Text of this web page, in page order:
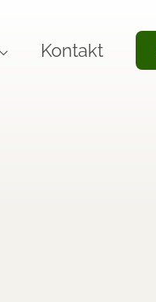
Kontakt